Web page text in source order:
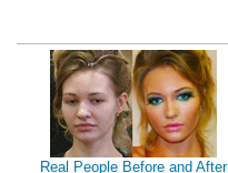
Real People Before and After